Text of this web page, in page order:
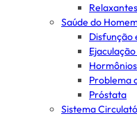
Saúde do
Disfunção
Problema
Próstata
Sistema